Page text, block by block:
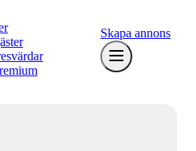
Skapa annons